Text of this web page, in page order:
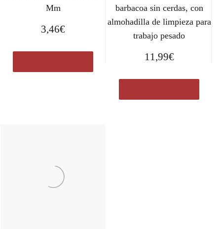
Mm
3,46€
barbacoa sin cerdas, con
almohadilla de limpieza para
trabajo pesado
11,99€